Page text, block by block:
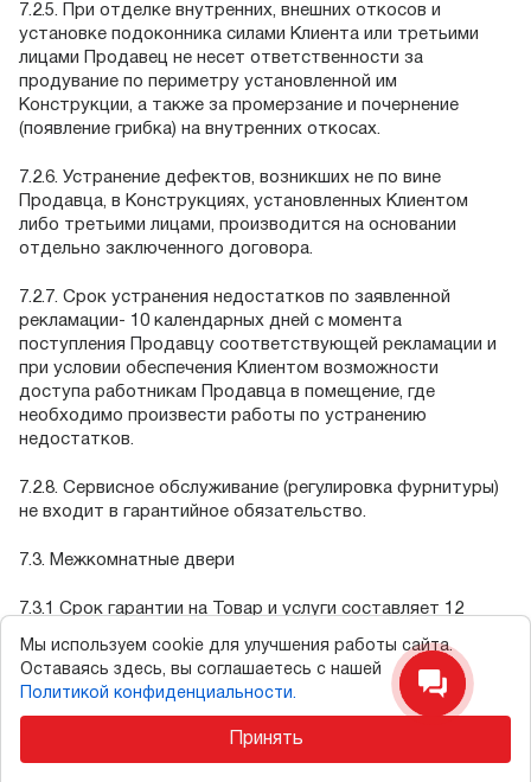
7.2.5. При отделке внутренних, внешних откосов и
установке подоконника силами Клиента или третьими
лицами Продавец не несет ответственности за
продувание по периметру установленной им
Конструкции, а также за промерзание и почернение
(появление грибка) на внутренних откосах.
7.2.6. Устранение дефектов, возникших не по вине
Продавца, в Конструкциях, установленных Клиентом
либо третьими лицами, производится на основании
отдельно заключенного договора.
7.2.7. Срок устранения недостатков по заявленной
рекламации- 10 календарных дней с момента
поступления Продавцу соответствующей рекламации и
при условии обеспечения Клиентом возможности
доступа работникам Продавца в помещение, где
необходимо произвести работы по устранению
недостатков.
7.2.8. Сервисное обслуживание (регулировка фурнитуры)
не входит в гарантийное обязательство.
7.3. Межкомнатные двери
7.3.1 Срок гарантии на Товар и услуги составляет 12
приемки работ или с момента, когда такой Акт должен
был быть подписан, но не был подписан по вине Клиента.
7.3.2. Гарантийный срок на фурнитуру составляет 12
(двенадцать) месяцев с момента подписания Акта сдачи-
Мы используем cookie для улучшения работы сайта.
Оставаясь здесь, вы соглашаетесь с нашей
Политикой конфиденциальности.
Принять